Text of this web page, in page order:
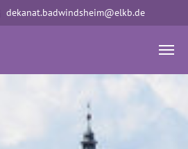
dekanat.badwindsheim@elkb.de